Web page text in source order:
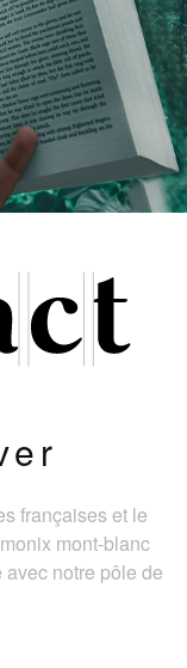
françaises et le
mont-blanc
notre pôle de